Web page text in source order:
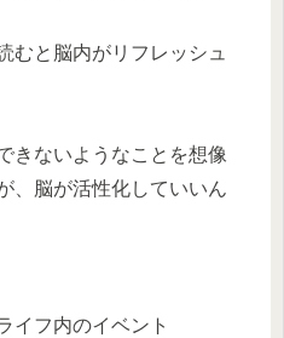
むと脳内がリフレッシュ
きないようなことを想像
、脳が活性化していいん
イフ内のイベント